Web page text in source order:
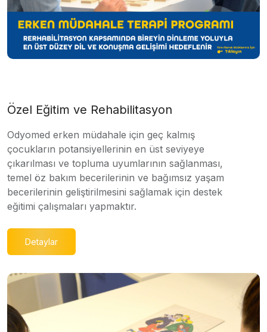
Özel Eğitim ve Rehabilitasyon
Odyomed erken müdahale için geç kalmış
çocukların potansiyellerinin en üst seviyeye
çıkarılması ve topluma uyumlarının sağlanması,
temel öz bakım becerilerinin ve bağımsız yaşam
becerilerinin geliştirilmesini sağlamak için destek
eğitimi çalışmaları yapmaktır.
Detaylar